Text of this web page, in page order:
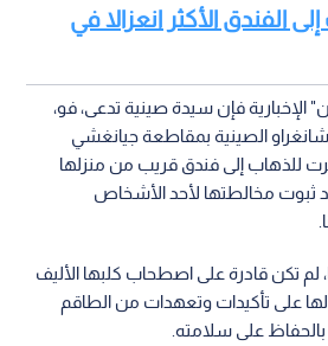
الفندق الأكثر انعزالا في
فإن سيدة صينية تدعى، فو،
الصينية بمقاطعة جيانغشي
للذهاب إلى فندق قريب من منزلها
مخالطتها لأحد الأشخاص
تكن قادرة على اصطحاب كلبها الأليف
على تأكيدات وتعهدات من الطاقم
على سلامته.